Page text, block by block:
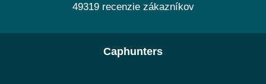
49319 recenzie zákazníkov
Caphunters